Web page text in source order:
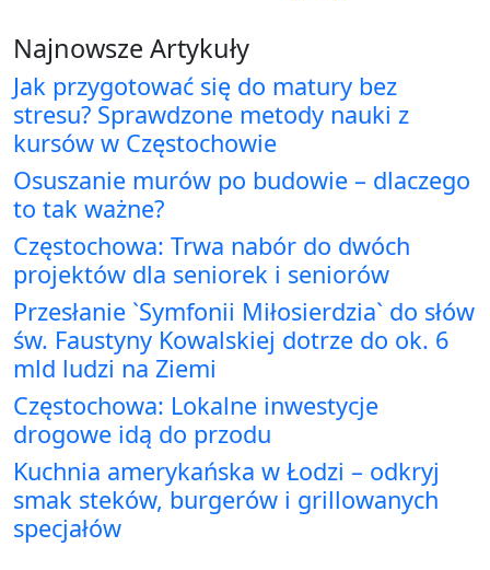
Najnowsze Artykuły
Jak przygotować się do matury bez
stresu? Sprawdzone metody nauki z
kursów w Częstochowie
Osuszanie murów po budowie – dlaczego
to tak ważne?
Częstochowa: Trwa nabór do dwóch
projektów dla seniorek i seniorów
Przesłanie `Symfonii Miłosierdzia` do słów
św. Faustyny Kowalskiej dotrze do ok. 6
mld ludzi na Ziemi
Częstochowa: Lokalne inwestycje
drogowe idą do przodu
Kuchnia amerykańska w Łodzi – odkryj
smak steków, burgerów i grillowanych
specjałów